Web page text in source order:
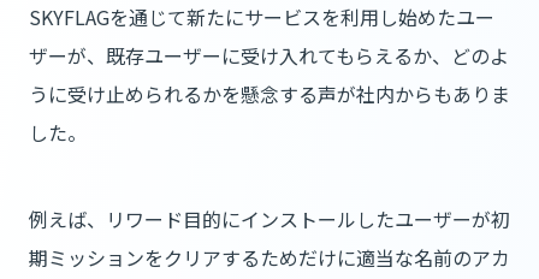
SKYFLAGを通じて新たにサービスを利用し始めたユー
ザーが、既存ユーザーに受け入れてもらえるか、どのよ
うに受け止められるかを懸念する声が社内からもありま
した。
例えば、リワード目的にインストールしたユーザーが初
期ミッションをクリアするためだけに適当な名前のアカ